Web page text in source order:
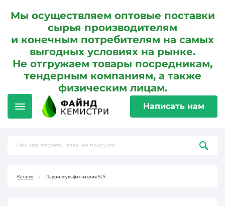
Мы осуществляем оптовые поставки
сырья производителям
и конечным потребителям на самых
выгодных условиях на рынке.
Не отгружаем товары посредникам,
тендерным компаниям, а также
физическим лицам.
Написать нам
Каталог Лаурилсульфат натрия SLS